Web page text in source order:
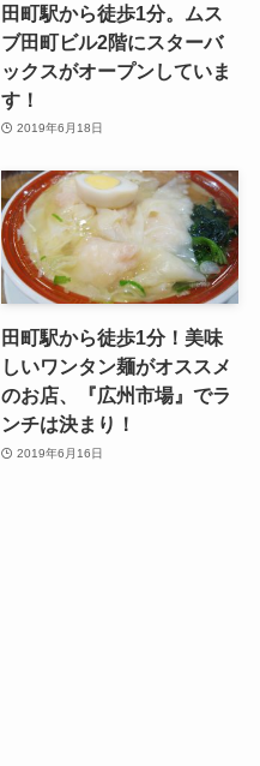
田町駅から徒歩1分。ムス
ブ田町ビル2階にスターバ
ックスがオープンしていま
す！
2019年6月18日
田町駅から徒歩1分！美味
しいワンタン麺がオススメ
のお店、『広州市場』でラ
ンチは決まり！
2019年6月16日